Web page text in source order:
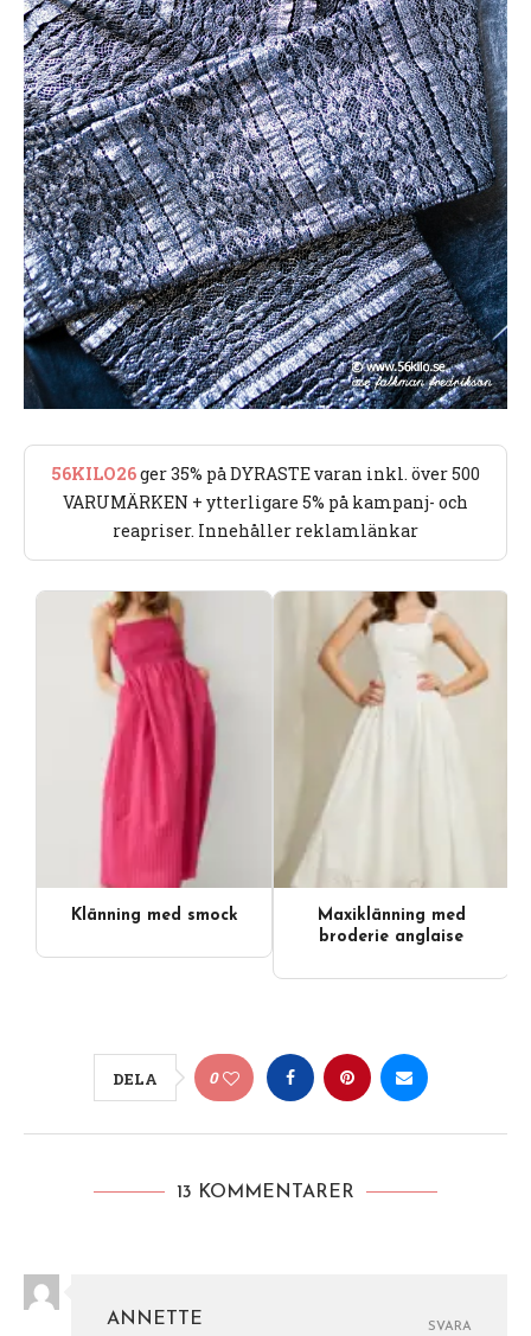
56KILO26ger 35% på DYRASTE varan inkl. över 500
VARUMÄRKEN + ytterligare 5% på kampanj- och
reapriser. Innehåller reklamlänkar
Klänning med smock
Maxiklänning med
broderie anglaise
DELA 0
13 KOMMENTARER
ANNETTE
SVARA